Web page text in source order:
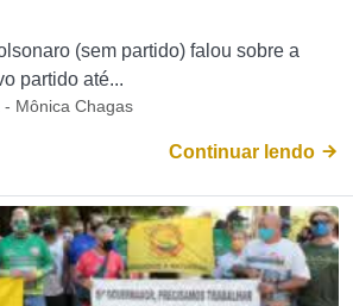
(sem partido) falou sobre a
partido até...
Mônica Chagas
Continuar lendo